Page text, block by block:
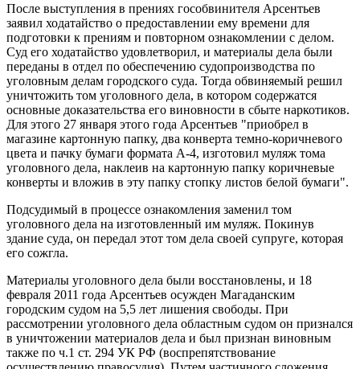
После выступления в прениях гособвинителя Арсентьев
заявил ходатайство о предоставлении ему времени для
подготовки к прениям и повторном ознакомлении с делом.
Суд его ходатайство удовлетворил, и материалы дела были
переданы в отдел по обеспечению судопроизводства по
уголовным делам городского суда. Тогда обвиняемый решил
уничтожить том уголовного дела, в котором содержатся
основные доказательства его виновности в сбыте наркотиков.
Для этого 27 января этого года Арсентьев "приобрел в
магазине картонную папку, два конверта темно-коричневого
цвета и пачку бумаги формата А-4, изготовил муляж тома
уголовного дела, наклеив на картонную папку коричневые
конверты и вложив в эту папку стопку листов белой бумаги".
Подсудимый в процессе ознакомления заменил том
уголовного дела на изготовленный им муляж. Покинув
здание суда, он передал этот том дела своей супруге, которая
его сожгла.
Материалы уголовного дела были восстановлены, и 18
февраля 2011 года Арсентьев осужден Магаданским
городским судом на 5,5 лет лишения свободы. При
рассмотрении уголовного дела областным судом он признался
в уничтожении материалов дела и был признан виновным
также по ч.1 ст. 294 УК РФ (воспрепятствование